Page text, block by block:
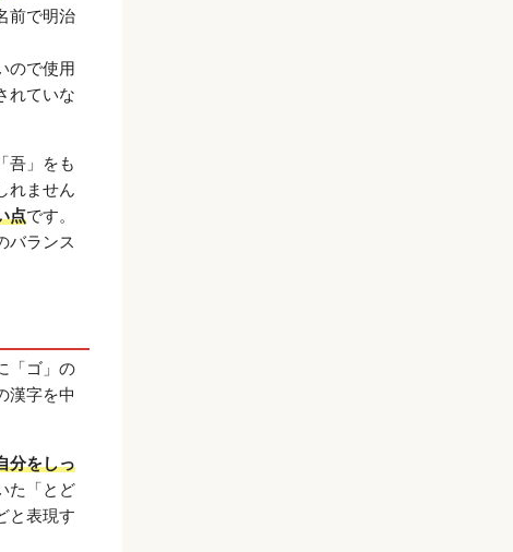
前で明治
ので使用
れていな
吾」をも
れません
点です。
バランス
「ゴ」の
漢字を中
分をしっ
た「とど
と表現す